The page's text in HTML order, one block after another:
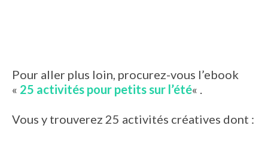
Pour aller plus loin, procurez-vous l’ebook
« 25 activités pour petits sur l’été« .
Vous y trouverez 25 activités créatives dont :